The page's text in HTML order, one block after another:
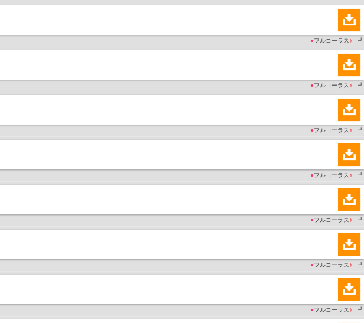
●フルコーラス ♪ ┛
●フルコーラス ♪ ┛
●フルコーラス ♪ ┛
●フルコーラス ♪ ┛
●フルコーラス ♪ ┛
●フルコーラス ♪ ┛
●フルコーラス ♪ ┛